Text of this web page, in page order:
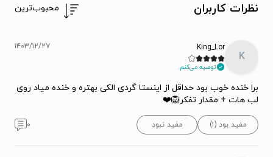
نظرات کاربران محبوب‌ترین
K
King_Lor
توصیه می‌کنم.
۱۴۰۳/۱۲/۲۷
برا خنده خوب بود حداقل از اینستا گردی الکی بهتره و خنده میاد روی
لب هات + مقدار تفکر🦁❤️
مفید بود (۱) مفید نبود ۰